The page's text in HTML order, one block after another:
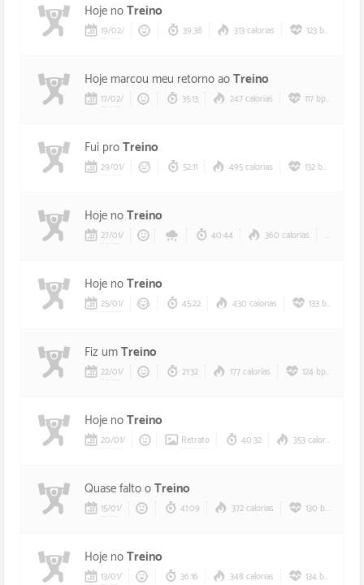
Hoje noTreino
19/02/ 39:38 313 calorias 123 bpm
Hoje marcou meu retorno aoTreino
17/02/ 35:13 247 calorias 117 bpm
Fui proTreino
29/01/ 52:11 495 calorias 132 bpm
Hoje noTreino
27/01/ 40:44 360 calorias
Hoje noTreino
25/01/ 45:22 430 calorias 133 bpm
Fiz umTreino
22/01/ 21:32 177 calorias 124 bpm
Hoje noTreino
20/01/ Retrato 40:32 353 calorias
Quase falto oTreino
15/01/ 41:09 372 calorias 130 bpm
Hoje noTreino
13/01/ 36:16 348 calorias 134 bpm